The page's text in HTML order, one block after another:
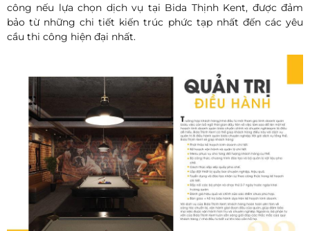
công nếu lựa chọn dịch vụ tại Bida Thịnh Kent, được đảm
bảo từ những chi tiết kiến trúc phức tạp nhất đến các yêu
cầu thi công hiện đại nhất.